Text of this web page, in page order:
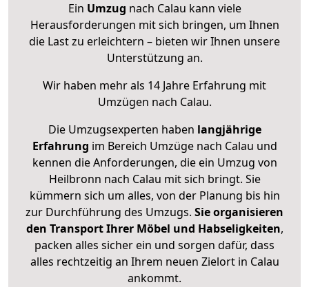
Ein Umzug nach Calau kann viele
Herausforderungen mit sich bringen, um Ihnen
die Last zu erleichtern – bieten wir Ihnen unsere
Unterstützung an.
Wir haben mehr als 14 Jahre Erfahrung mit
Umzügen nach Calau.
Die Umzugsexperten haben langjährige
Erfahrung im Bereich Umzüge nach Calau und
kennen die Anforderungen, die ein Umzug von
Heilbronn nach Calau mit sich bringt. Sie
kümmern sich um alles, von der Planung bis hin
zur Durchführung des Umzugs. Sie organisieren
den Transport Ihrer Möbel und Habseligkeiten,
packen alles sicher ein und sorgen dafür, dass
alles rechtzeitig an Ihrem neuen Zielort in Calau
ankommt.